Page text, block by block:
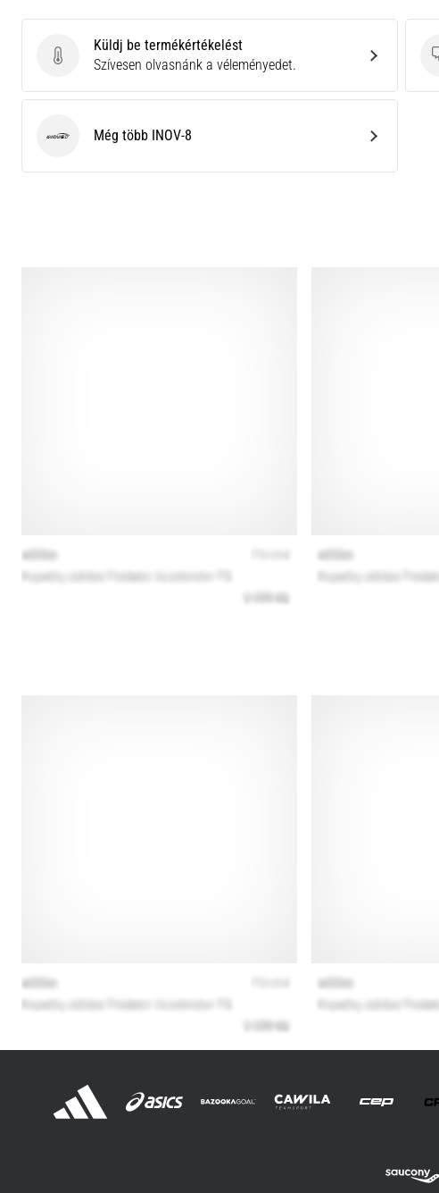
Küldj be termékértékelést
Küldj be termékértékelést
Szívesen olvasnánk a véleményedet.
INOV-8Még több INOV-8